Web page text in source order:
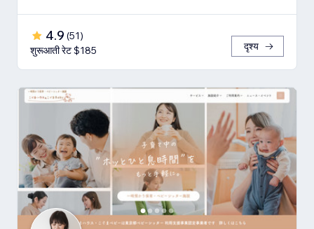
4.9 (51)
शुरूआती रेट $185
दृश्य